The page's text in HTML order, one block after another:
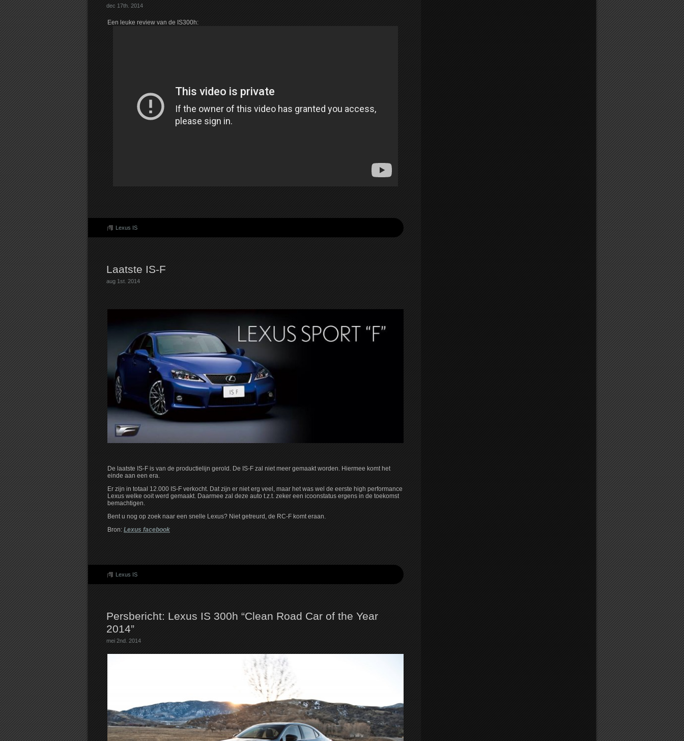
dec 17th. 2014
Een leuke review van de IS300h:
Lexus IS
Laatste IS-F
aug 1st. 2014
De laatste IS-F is van de productielijn gerold. De IS-F zal niet meer gemaakt worden. Hiermee komt het
einde aan een era.
Er zijn in totaal 12.000 IS-F verkocht. Dat zijn er niet erg veel, maar het was wel de eerste high performance
Lexus welke ooit werd gemaakt. Daarmee zal deze auto t.z.t. zeker een icoonstatus ergens in de toekomst
bemachtigen.
Bent u nog op zoek naar een snelle Lexus? Niet getreurd, de RC-F komt eraan.
Bron: Lexus facebook
Lexus IS
Persbericht: Lexus IS 300h “Clean Road Car of the Year
2014”
mei 2nd. 2014